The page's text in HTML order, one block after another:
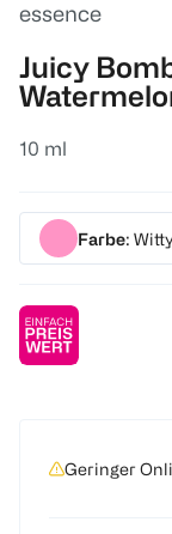
essence
Juicy
10 ml
Farbe:
Geringer